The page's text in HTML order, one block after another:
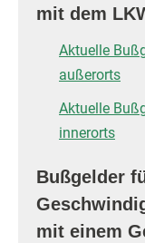
mit dem
Aktuelle
außerorts
Aktuelle
innerorts
Bußgelder
mit einem